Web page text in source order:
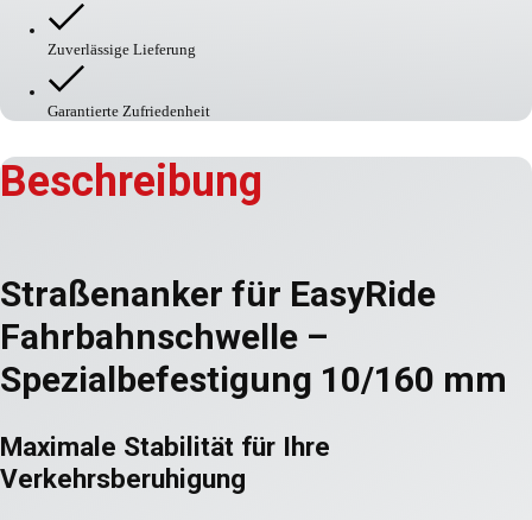
Menge
Zuverlässige Lieferung
Garantierte Zufriedenheit
Beschreibung
Straßenanker für EasyRide
Fahrbahnschwelle –
Spezialbefestigung 10/160 mm
Maximale Stabilität für Ihre
Verkehrsberuhigung